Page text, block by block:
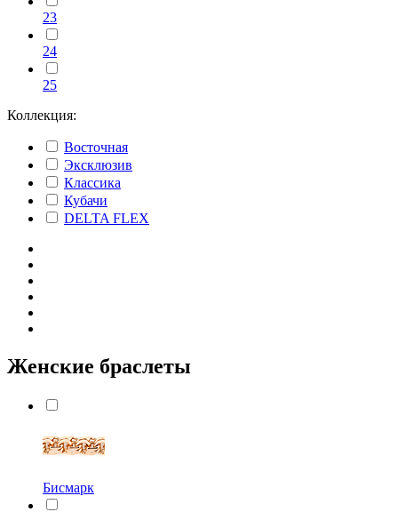
23
24
25
Коллекция:
Восточная
Эксклюзив
Классика
Кубачи
DELTA FLEX
Женские браслеты
Бисмарк